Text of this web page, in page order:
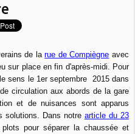
de larue de Compiègne avec
sur place en fin d'après-midi. Pour
sens le 1er septembre 2015 dans
circulation aux abords de la gare
et de nuisances sont apparus
solutions. Dans notre article du 23
pour séparer la chaussée et